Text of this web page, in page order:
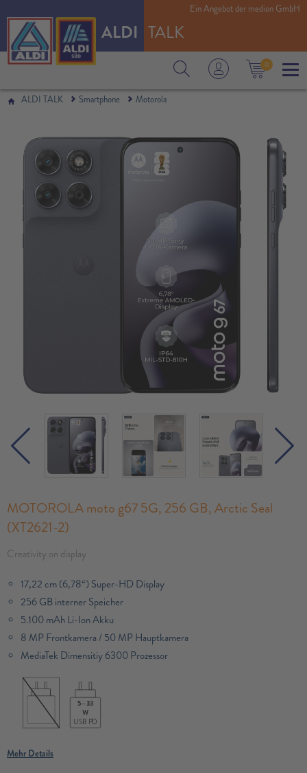
ALDI TALK
0
Ein Angebot der medion GmbH
ALDI TALK Smartphone Motorola
MOTOROLA moto g67 5G, 256 GB, Arctic Seal
(XT2621-2)
Creativity on display
17,22 cm (6,78“) Super-HD Display
256 GB interner Speicher
5.100 mAh Li-Ion Akku
8 MP Frontkamera / 50 MP Hauptkamera
MediaTek Dimensitiy 6300 Prozessor​
5 - 33
W
USB PD
Mehr Details